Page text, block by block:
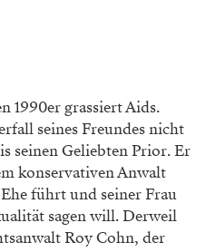
1990er grassiert Aids.
seines Freundes nicht
seinen Geliebten Prior. Er
konservativen Anwalt
führt und seiner Frau
sagen will. Derweil
Roy Cohn, der